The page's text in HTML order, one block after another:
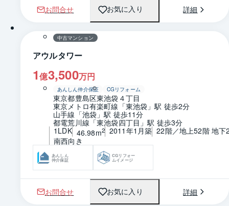
お問合せ お気に入り 詳細
1 / 0 間取り
中古マンション
アウルタワー
1億3,500万円
あんしん仲介保証 CGリフォーム
東京都豊島区東池袋４丁目
東京メトロ有楽町線「東池袋」駅 徒歩2分
山手線「池袋」駅 徒歩11分
都電荒川線「東池袋四丁目」駅 徒歩3分
1LDK 46.98m2 2011年1月築 22階／地上52階 地下
南西向き
あんしん
仲介保証
CGリフォー
ムイメージ
お問合せ お気に入り 詳細
1 / 0 間取り